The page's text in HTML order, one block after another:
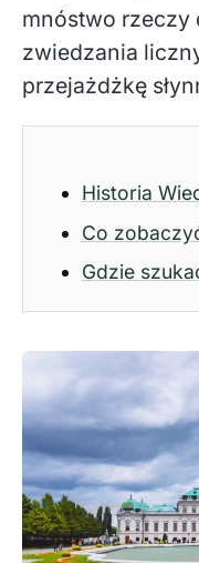
mnóstwo rzeczy
zwiedzania
przejażdżkę
Historia
Co
Gdzie